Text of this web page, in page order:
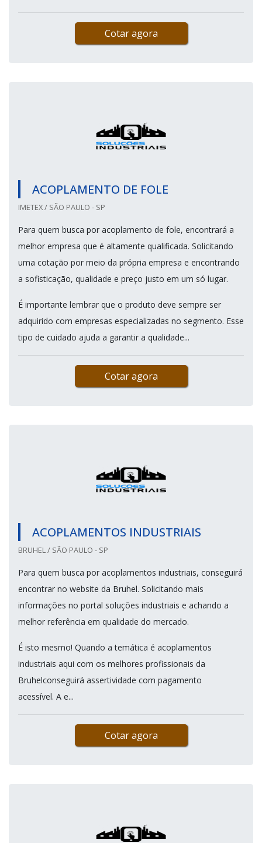
Cotar agora
ACOPLAMENTO DE FOLE
IMETEX / SÃO PAULO - SP
Para quem busca por acoplamento de fole, encontrará a
melhor empresa que é altamente qualificada. Solicitando
uma cotação por meio da própria empresa e encontrando
a sofisticação, qualidade e preço justo em um só lugar.
É importante lembrar que o produto deve sempre ser
adquirido com empresas especializadas no segmento. Esse
tipo de cuidado ajuda a garantir a qualidade...
Cotar agora
ACOPLAMENTOS INDUSTRIAIS
BRUHEL / SÃO PAULO - SP
Para quem busca por acoplamentos industriais, conseguirá
encontrar no website da Bruhel. Solicitando mais
informações no portal soluções industriais e achando a
melhor referência em qualidade do mercado.
É isto mesmo! Quando a temática é acoplamentos
industriais aqui com os melhores profissionais da
Bruhelconseguirá assertividade com pagamento
acessível. A e...
Cotar agora